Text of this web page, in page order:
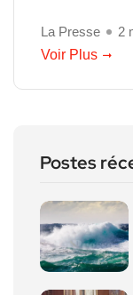
La Presse
2
Voir Plus
Postes